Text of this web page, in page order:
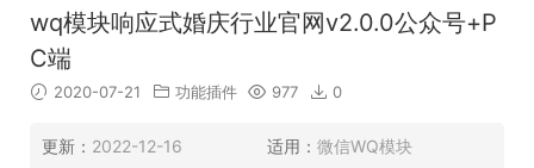
wq模块响应式婚庆行业官网v2.0.0公众号+P
C端
2020-07-21 功能插件 977 0
更新： 2022-12-16 适用： 微信WQ模块